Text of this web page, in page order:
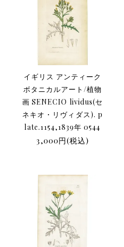
イギリス アンティーク
ボタニカルアート/植物
画 SENECIO lividus(セ
ネキオ・リヴィダス). p
late.1154,1839年 0544
3,000円(税込)